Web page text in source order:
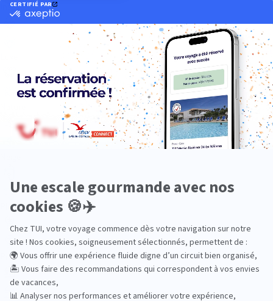
Insolite
Plongée
Premium